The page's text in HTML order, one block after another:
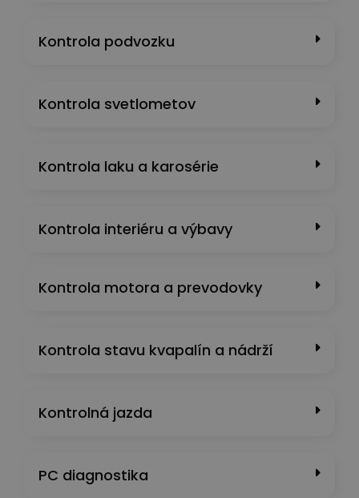
Kontrola podvozku
Kontrola svetlometov
Kontrola laku a karosérie
Kontrola interiéru a výbavy
Kontrola motora a prevodovky
Kontrola stavu kvapalín a nádrží
Kontrolná jazda
PC diagnostika